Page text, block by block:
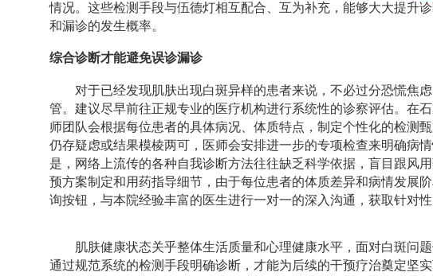
情况。这些检测手段与伍德灯相互配合、互为补充，能够大大提升
和漏诊的发生概率。
综合诊断才能避免误诊漏诊
对于已经发现肌肤出现白斑异样的患者来说，不必过分恐慌焦
管。建议尽早前往正规专业的医疗机构进行系统性的诊察评估。在
师团队会根据每位患者的具体病况、体质特点，制定个性化的检测
仍存疑虑或结果模棱两可，医师会安排进一步的专项检查来明确病
是，网络上流传的各种自我诊断方法往往缺乏科学依据，盲目跟风
预方案制定和用药指导细节，由于每位患者的体质差异和病情发展
询按钮，与本院经验丰富的医生进行一对一的深入沟通，获取针对
肌肤健康状态关乎整体生活质量和心理健康水平，面对白斑问
通过规范系统的检测手段明确诊断，才能为后续的干预疗治奠定坚